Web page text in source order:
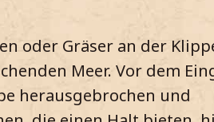
oder Gräser an der
Meer. Vor dem
herausgebrochen und